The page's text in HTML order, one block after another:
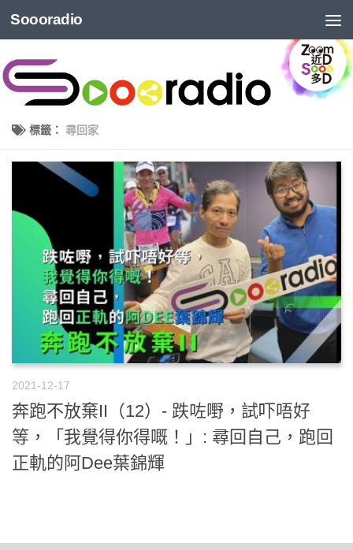
Soooradio
標籤： 尋回家
2021-12-17
奔跑不放棄II（12）- 跌咗嘢，試吓唔好
等，「我覺得你得嘅！」: 尋回自己，跑回
正軌的阿Dee葉錦輝